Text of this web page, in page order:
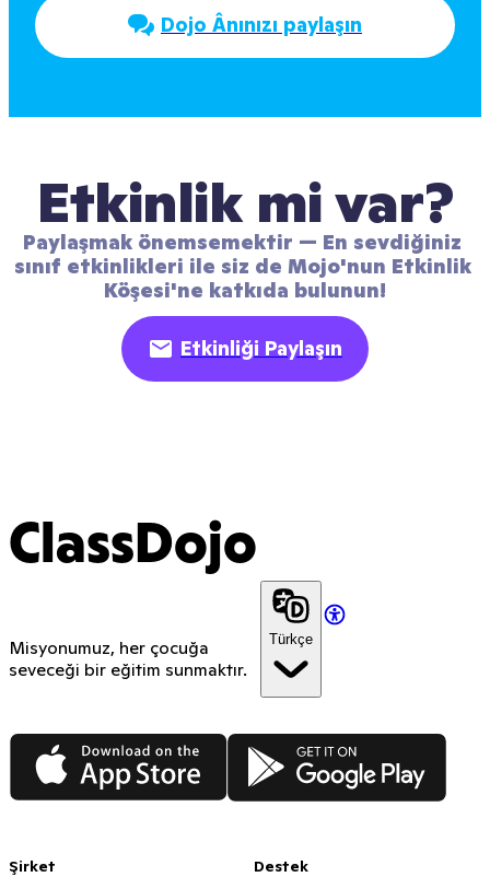
Dojo Ânınızı paylaşın
Etkinlik mi var?
Paylaşmak önemsemektir — En sevdiğiniz
sınıf etkinlikleri ile siz de Mojo'nun Etkinlik
Köşesi'ne katkıda bulunun!
Etkinliği Paylaşın
ClassDojo
Misyonumuz, her çocuğa
seveceği bir eğitim sunmaktır.
Türkçe
App Store Google Play
Şirket Destek